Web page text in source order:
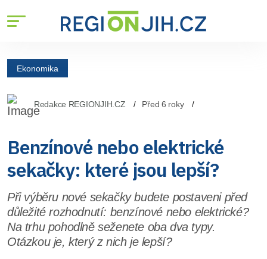
Ekonomika
Redakce REGIONJIH.CZ Před 6 roky
Benzínové nebo elektrické
sekačky: které jsou lepší?
Při výběru nové sekačky budete postaveni před
důležité rozhodnutí: benzínové nebo elektrické?
Na trhu pohodlně seženete oba dva typy.
Otázkou je, který z nich je lepší?